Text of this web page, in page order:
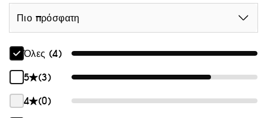
Πιο πρόσφατη
Όλες (4)
5
(3)
4
(0)